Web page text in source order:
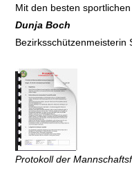
Mit den besten
Dunja Boch
Bezirksschützenmeisterin
Protokoll der